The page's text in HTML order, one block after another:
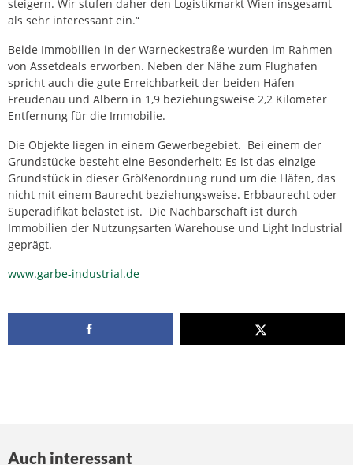
steigern. Wir stufen daher den Logistikmarkt Wien insgesamt
als sehr interessant ein.“
Beide Immobilien in der Warneckestraße wurden im Rahmen
von Assetdeals erworben. Neben der Nähe zum Flughafen
spricht auch die gute Erreichbarkeit der beiden Häfen
Freudenau und Albern in 1,9 beziehungsweise 2,2 Kilometer
Entfernung für die Immobilie.
Die Objekte liegen in einem Gewerbegebiet. Bei einem der
Grundstücke besteht eine Besonderheit: Es ist das einzige
Grundstück in dieser Größenordnung rund um die Häfen, das
nicht mit einem Baurecht beziehungsweise. Erbbaurecht oder
Superädifikat belastet ist. Die Nachbarschaft ist durch
Immobilien der Nutzungsarten Warehouse und Light Industrial
geprägt.
www.garbe-industrial.de
Auch interessant